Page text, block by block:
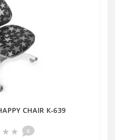
CHAIR К-639
0